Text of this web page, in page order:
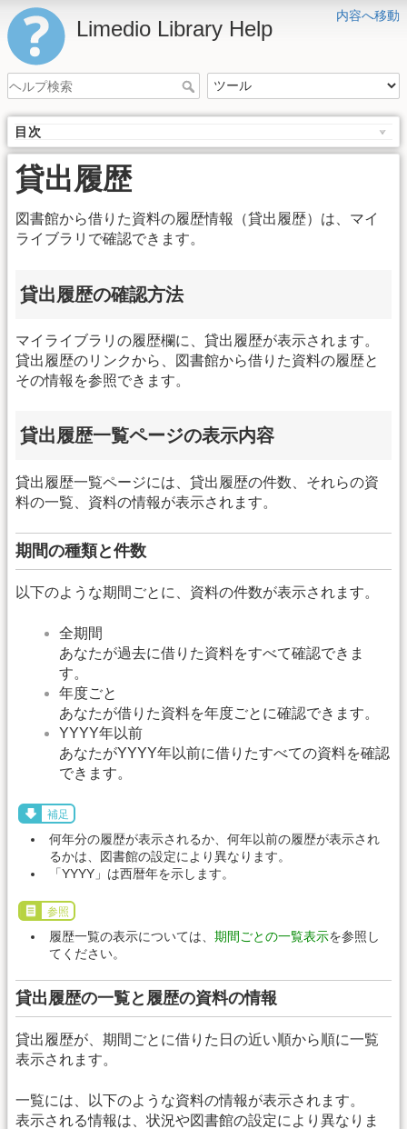
内容へ移動
Limedio Library Help
目次
貸出履歴
図書館から借りた資料の履歴情報（貸出履歴）は、マイ
ライブラリで確認できます。
貸出履歴の確認方法
マイライブラリの履歴欄に、貸出履歴が表示されます。
貸出履歴のリンクから、図書館から借りた資料の履歴と
その情報を参照できます。
貸出履歴一覧ページの表示内容
貸出履歴一覧ページには、貸出履歴の件数、それらの資
料の一覧、資料の情報が表示されます。
期間の種類と件数
以下のような期間ごとに、資料の件数が表示されます。
全期間
あなたが過去に借りた資料をすべて確認できま
す。
年度ごと
あなたが借りた資料を年度ごとに確認できます。
YYYY年以前
あなたがYYYY年以前に借りたすべての資料を確認
できます。
補足
何年分の履歴が表示されるか、何年以前の履歴が表示され
るかは、図書館の設定により異なります。
「YYYY」は西暦年を示します。
参照
履歴一覧の表示については、 期間ごとの一覧表示を参照し
てください。
貸出履歴の一覧と履歴の資料の情報
貸出履歴が、期間ごとに借りた日の近い順から順に一覧
表示されます。
一覧には、以下のような資料の情報が表示されます。
表示される情報は、状況や図書館の設定により異なりま